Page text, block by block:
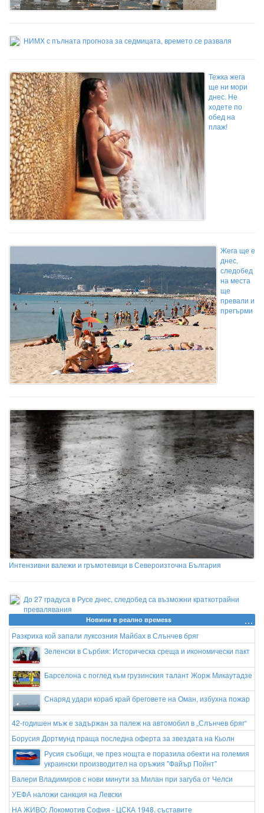
НИМХ с пълната прогноза за седмицата, времето се разваля
Тежка жега
ще ни мори
днес. Не
ходете по
обед на
плаж!
Жега ще е
днес,
следобед
на места
ще
превали и
прегърми
Интензивни валежи и гръмотевици в Североизточна България
До 27 градуса в Русе днес, следобед са възможни краткотрайни
превалявания
Новини в реално времеss
Разкриха кой запали луксозния Майбах в Слънчев бряг
Зеленски в Сърбия: Историческа среща и икономически пакт
Барселона с поглед към грузинския талант Жорж Микаутадзе
Снаряд удари кораб край бреговете на Оман, избухна пожар
42-годишен мъж е задържан за палеж на автомобил в „Слънчев бряг“
Борусия Дортмунд праща последна оферта за звездата на Кьолн
Русия съобщи, че през нощта е поразила обекти на големия
украински производител на оръжия "Файър Пойнт"
Валери Владимиров с нови минути за Милан при загуба от Челси
УЕФА наложи санкция на Левски
НА ЖИВО: Локомотив София - ЦСКА 1948, съставите